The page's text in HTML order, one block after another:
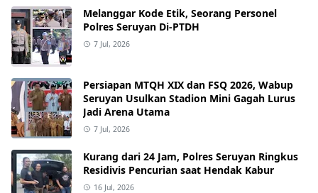
Melanggar Kode Etik, Seorang Personel
Polres Seruyan Di-PTDH
7 Jul, 2026
Persiapan MTQH XIX dan FSQ 2026, Wabup
Seruyan Usulkan Stadion Mini Gagah Lurus
Jadi Arena Utama
7 Jul, 2026
Kurang dari 24 Jam, Polres Seruyan Ringkus
Residivis Pencurian saat Hendak Kabur
16 Jul, 2026